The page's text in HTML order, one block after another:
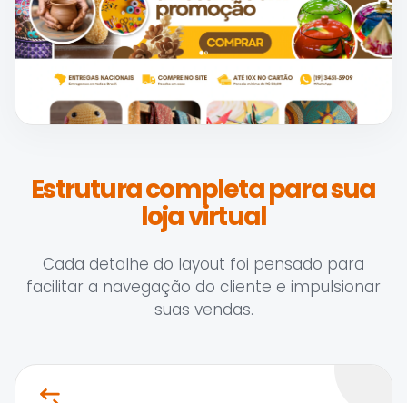
Estrutura completa para sua
loja virtual
Cada detalhe do layout foi pensado para
facilitar a navegação do cliente e impulsionar
suas vendas.